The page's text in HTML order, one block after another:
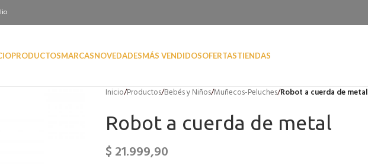
PRODUCTOSMARCASNOVEDADESMÁS VENDIDOSOFERTASTIENDAS
Inicio/Productos/Bebés y Niños/Muñecos-Peluches/Robot a cuerda de metal
Robot a cuerda de metal
$ 21.999,90